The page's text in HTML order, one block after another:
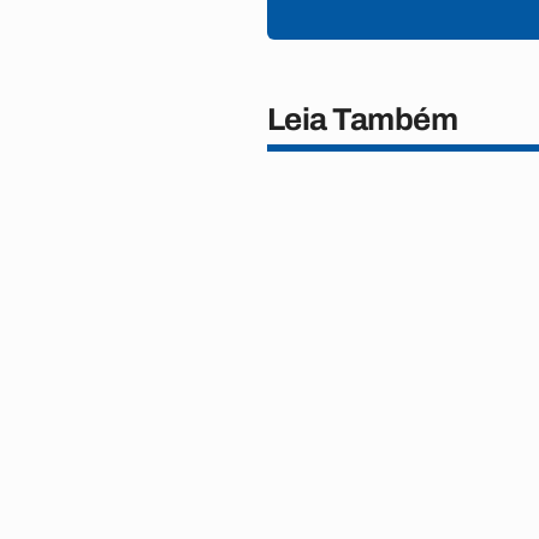
Leia Também